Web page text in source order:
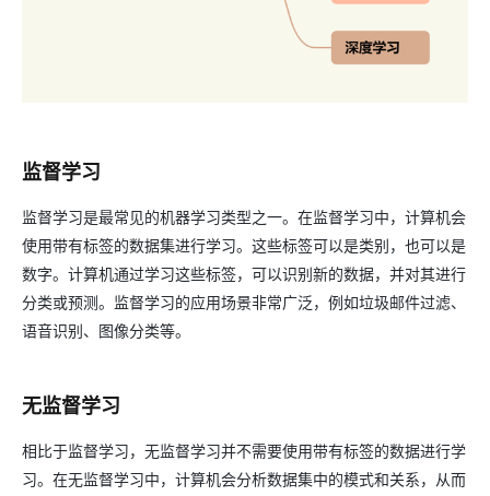
监督学习
监督学习是最常见的机器学习类型之一。在监督学习中，计算机会
使用带有标签的数据集进行学习。这些标签可以是类别，也可以是
数字。计算机通过学习这些标签，可以识别新的数据，并对其进行
分类或预测。监督学习的应用场景非常广泛，例如垃圾邮件过滤、
语音识别、图像分类等。
无监督学习
相比于监督学习，无监督学习并不需要使用带有标签的数据进行学
习。在无监督学习中，计算机会分析数据集中的模式和关系，从而